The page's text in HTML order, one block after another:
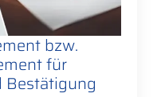
bzw.
für
Bestätigung